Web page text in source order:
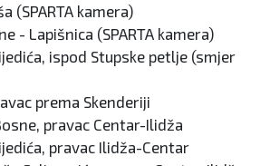
(SPARTA kamera)
- Lapišnica (SPARTA kamera)
ispod Stupske petlje (smjer
prema Skenderiji
pravac Centar-Ilidža
pravac Ilidža-Centar